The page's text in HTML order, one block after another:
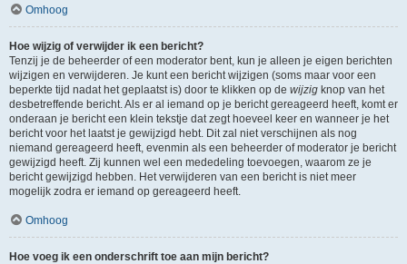
Omhoog
Hoe wijzig of verwijder ik een bericht?
Tenzij je de beheerder of een moderator bent, kun je alleen je eigen berichten
wijzigen en verwijderen. Je kunt een bericht wijzigen (soms maar voor een
beperkte tijd nadat het geplaatst is) door te klikken op de wijzig knop van het
desbetreffende bericht. Als er al iemand op je bericht gereageerd heeft, komt er
onderaan je bericht een klein tekstje dat zegt hoeveel keer en wanneer je het
bericht voor het laatst je gewijzigd hebt. Dit zal niet verschijnen als nog
niemand gereageerd heeft, evenmin als een beheerder of moderator je bericht
gewijzigd heeft. Zij kunnen wel een mededeling toevoegen, waarom ze je
bericht gewijzigd hebben. Het verwijderen van een bericht is niet meer
mogelijk zodra er iemand op gereageerd heeft.
Omhoog
Hoe voeg ik een onderschrift toe aan mijn bericht?